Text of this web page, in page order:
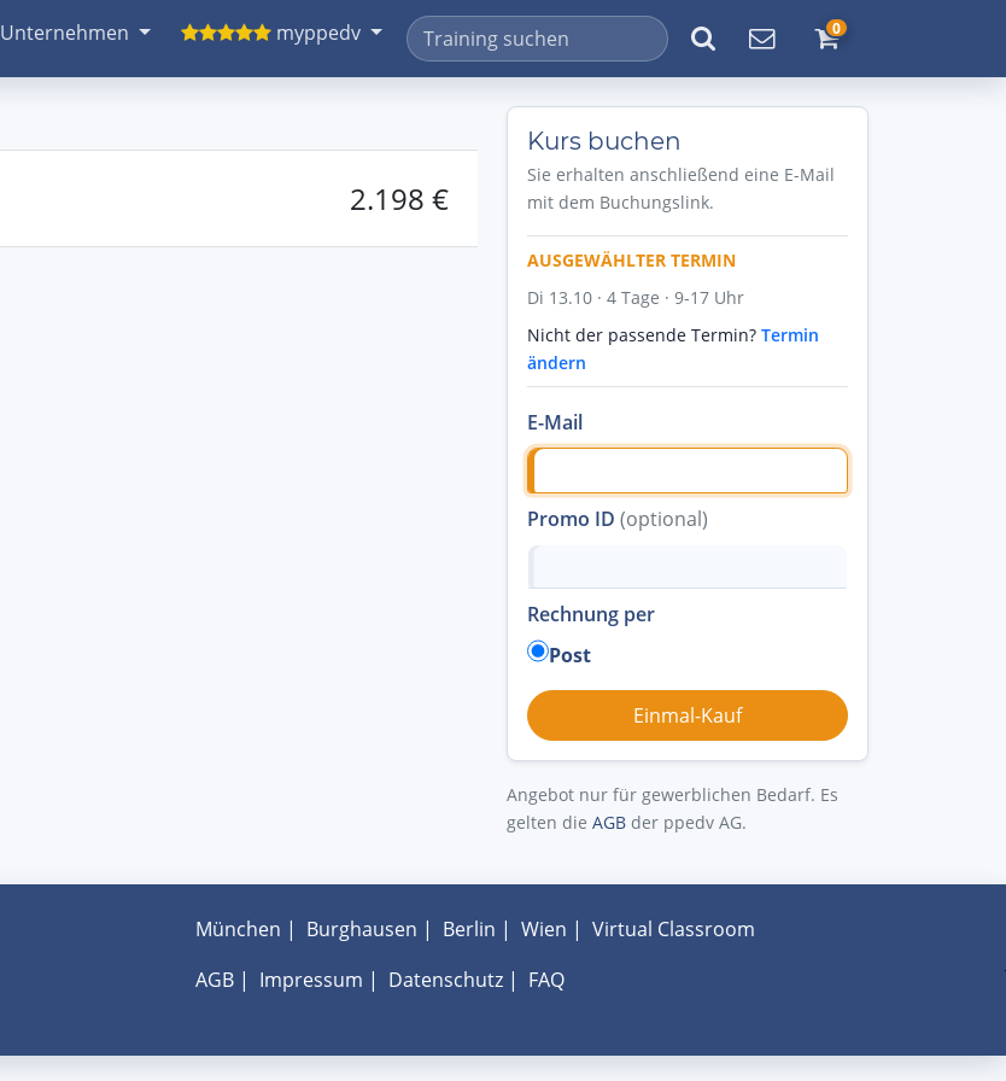
Unternehmen myppedv 0
2.198 €
Kurs buchen
Sie erhalten anschließend eine E-Mail
mit dem Buchungslink.
AUSGEWÄHLTER TERMIN
Di 13.10 · 4 Tage · 9-17 Uhr
Nicht der passende Termin? Termin
ändern
E-Mail
Promo ID (optional)
Rechnung per
Post
Angebot nur für gewerblichen Bedarf. Es
gelten die AGB der ppedv AG.
München | Burghausen | Berlin | Wien | Virtual Classroom
AGB| Impressum | Datenschutz| FAQ